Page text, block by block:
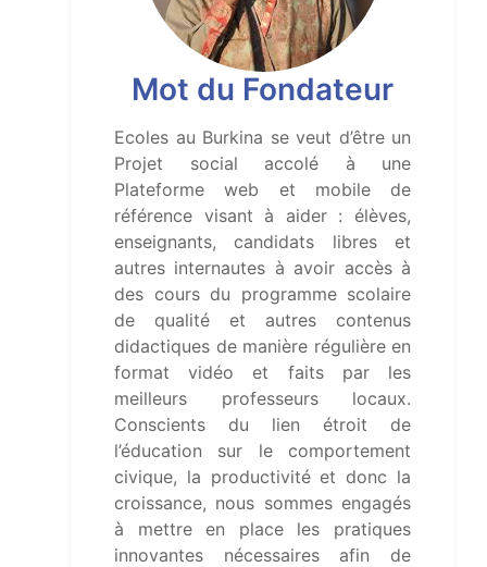
Mot du Fondateur
Ecoles au Burkina se veut d’être un
Projet social accolé à une
Plateforme web et mobile de
référence visant à aider : élèves,
enseignants, candidats libres et
autres internautes à avoir accès à
des cours du programme scolaire
de qualité et autres contenus
didactiques de manière régulière en
format vidéo et faits par les
meilleurs professeurs locaux.
Conscients du lien étroit de
l’éducation sur le comportement
civique, la productivité et donc la
croissance, nous sommes engagés
à mettre en place les pratiques
innovantes nécessaires afin de